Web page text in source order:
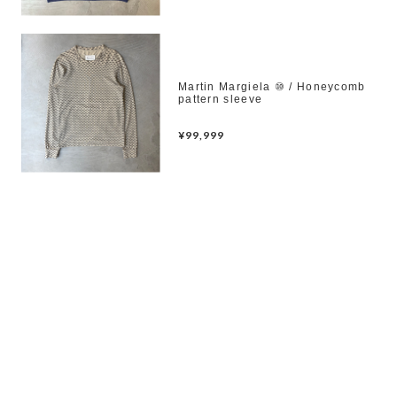
Martin Margiela ⑩ / Honeycomb
pattern sleeve
¥99,999